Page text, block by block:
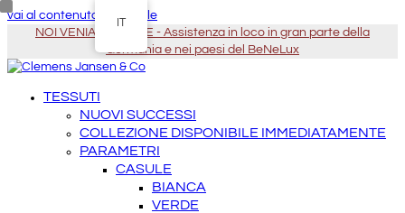
vai al contenuto principale
NOI VENIAMO DA TE - Assistenza in loco in gran parte della
Germania e nei paesi del BeNeLux
TESSUTI
NUOVI SUCCESSI
COLLEZIONE DISPONIBILE IMMEDIATAMENTE
PARAMETRI
CASULE
BIANCA
VERDE
IT